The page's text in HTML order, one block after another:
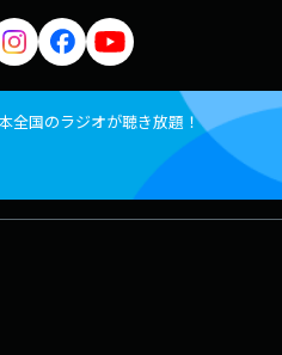
全国のラジオが聴き放題！